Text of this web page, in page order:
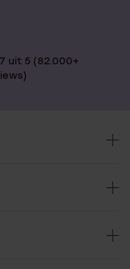
uit 5 (82.000+